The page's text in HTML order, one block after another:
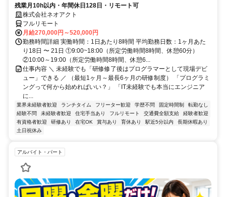
残業月10h以内・年間休日128日・リモート可
株式会社ネオアクト
フルリモート
月給270,000円～520,000円
勤務時間詳細 実働時間：1日あたり8時間 平均勤務日数：1ヶ月あた
り18日 〜 21日 ①9:00~18:00（所定労働時間8時間、休憩60分）
②10:00～19:00（所定労働時間8時間、休憩6...
仕事内容 ＼ 未経験でも「研修修了後はプログラマーとして現場デビ
ュー」できる ／ （最短1ヶ月～最長6ヶ月の研修制度） 「プログラミ
ングって何から始めればいい？」 「IT未経験でも本当にエンジニア
に...
業界未経験者歓迎 ランチタイム フリーター歓迎 学歴不問 固定時間制
転勤なし
経験不問
未経験者歓迎 住宅手当あり フルリモート 交通費全額支給
経験者歓迎
有資格者歓迎
研修あり 在宅OK 賞与あり 育休あり 駅近5分以内
長期休暇あり
土日祝休み
アルバイト・パート